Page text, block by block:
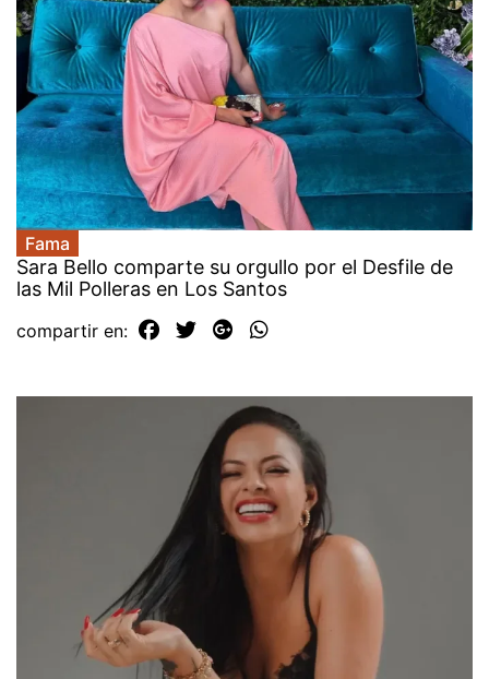
Fama
Sara Bello comparte su orgullo por el Desfile de
las Mil Polleras en Los Santos
compartir en: